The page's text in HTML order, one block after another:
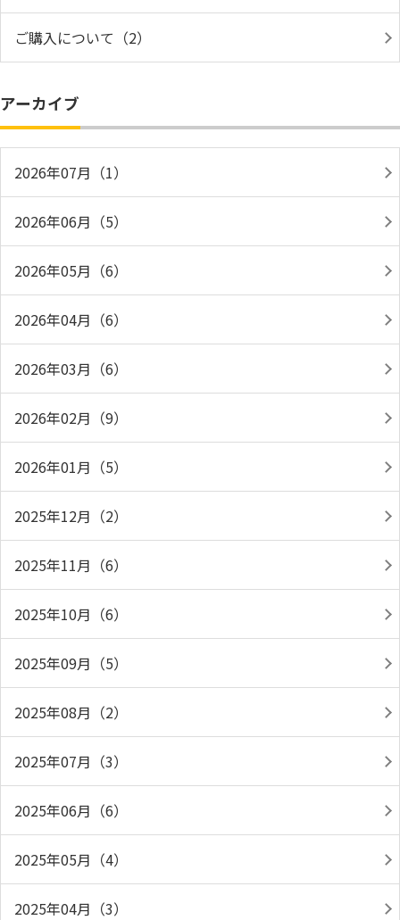
ご購入について（2）
アーカイブ
2026年07月（1）
2026年06月（5）
2026年05月（6）
2026年04月（6）
2026年03月（6）
2026年02月（9）
2026年01月（5）
2025年12月（2）
2025年11月（6）
2025年10月（6）
2025年09月（5）
2025年08月（2）
2025年07月（3）
2025年06月（6）
2025年05月（4）
2025年04月（3）